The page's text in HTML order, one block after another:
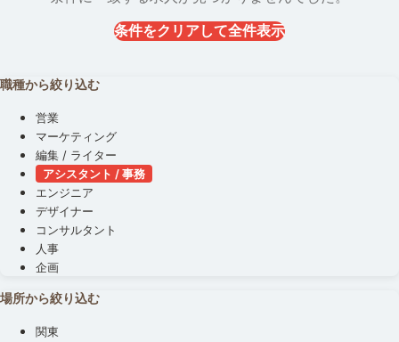
条件をクリアして全件表示
職種から絞り込む
営業
マーケティング
編集 / ライター
アシスタント / 事務
エンジニア
デザイナー
コンサルタント
人事
企画
場所から絞り込む
関東